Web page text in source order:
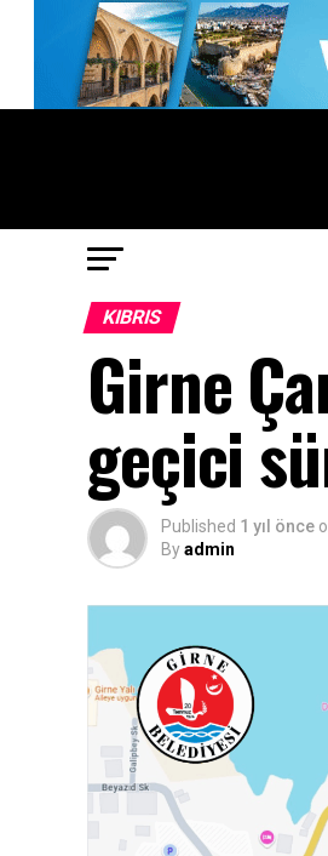
KIBRIS
Girne
geçici
Published 1 yıl önce
Byadmin